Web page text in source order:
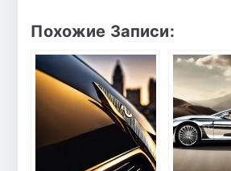
Похожие Записи: